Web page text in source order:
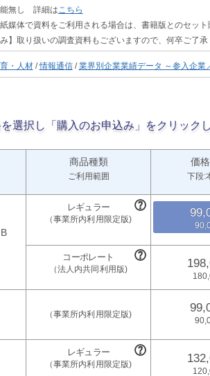
無し 詳細は こちら
媒体で資料をご利用される場合は、書籍版とのセッ
】取り扱いの調査資料もございますので、何卒ご了承
・人材/情報通信/業界別企業業績データ ～参入企業
選択し「購入のお申込み」をクリック
商品種類
ご利用範囲
価
下段: